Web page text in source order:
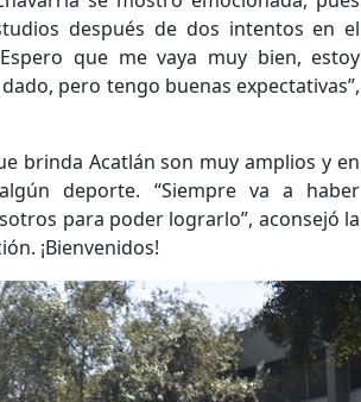
después de dos intentos en el
que me vaya muy bien, estoy
pero tengo buenas expectativas”,
brinda Acatlán son muy amplios y en
deporte. “Siempre va a haber
para poder lograrlo”, aconsejó la
¡Bienvenidos!